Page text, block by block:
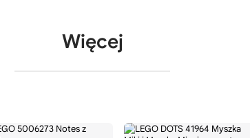
Więcej